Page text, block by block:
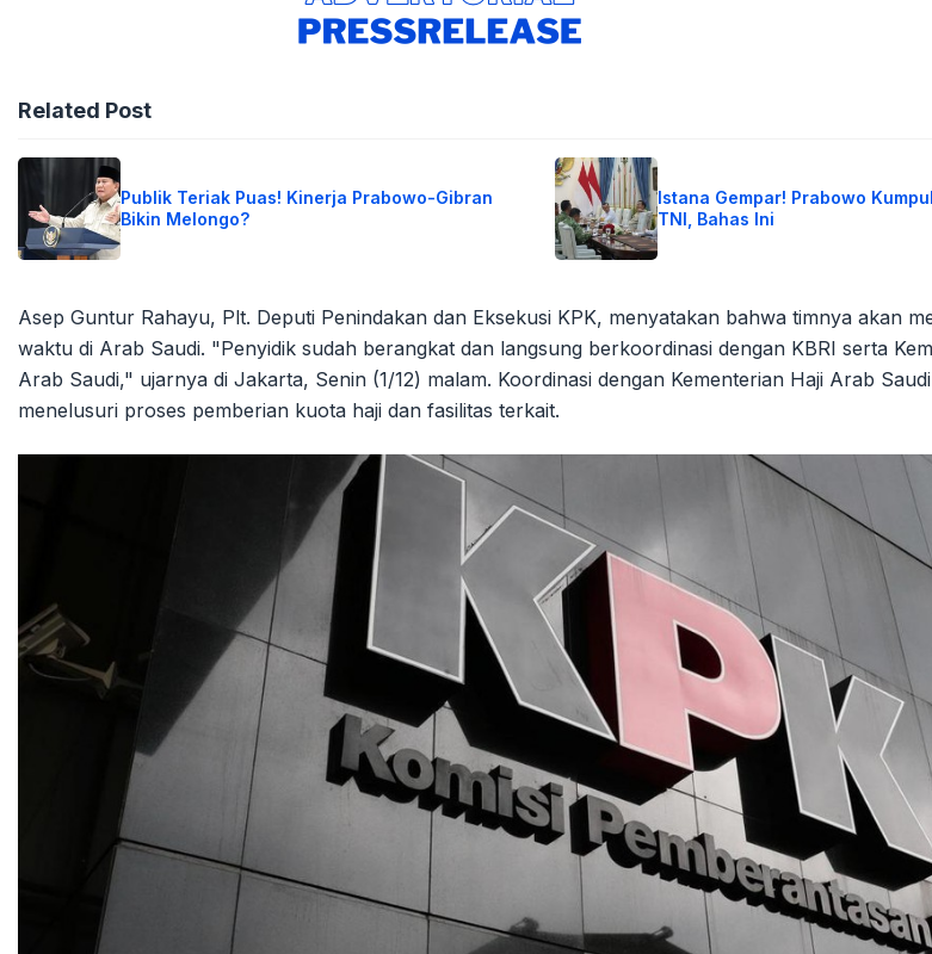
Related Post
Publik Teriak Puas! Kinerja Prabowo-Gibran
Bikin Melongo?
Istana Gempar! Prabowo
TNI, Bahas Ini
Asep Guntur Rahayu, Plt. Deputi Penindakan dan Eksekusi KPK, menyatakan bahwa timnya akan
waktu di Arab Saudi. "Penyidik sudah berangkat dan langsung berkoordinasi dengan KBRI serta
Arab Saudi," ujarnya di Jakarta, Senin (1/12) malam. Koordinasi dengan Kementerian Haji Arab
menelusuri proses pemberian kuota haji dan fasilitas terkait.